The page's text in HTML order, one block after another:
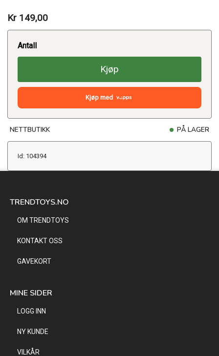
Kr 149,00
Antall
Kjøp
Kjøp med
NETTBUTIKK PÅ LAGER
Id: 104394
TRENDTOYS.NO
OM TRENDTOYS
KONTAKT OSS
GAVEKORT
MINE SIDER
LOGG INN
NY KUNDE
VILKÅR